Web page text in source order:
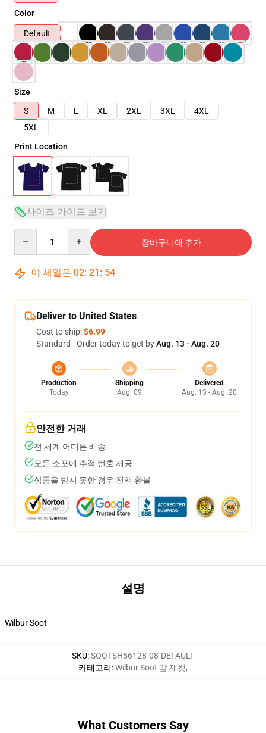
Color
Default
Size
S
M L XL 2XL 3XL
4XL
5XL
Print Location
사이즈 가이드 보기
장바구니에 추가
이 세일은 02: 21 : 54
Deliver to United States
Cost to ship:$6.99
Standard - Order today to get byAug. 13 - Aug. 20
Production
Today
Shipping
Aug. 09
Delivered
Aug. 13 - Aug. 20
안전한 거래
전 세계 어디든 배송
모든 소포에 추적 번호 제공
상품을 받지 못한 경우 전액 환불
설명
Wilbur Soot
SKU:SOOTSH56128-08-DEFAULT
카테고리:Wilbur Soot 땀 재킷,
What Customers Say